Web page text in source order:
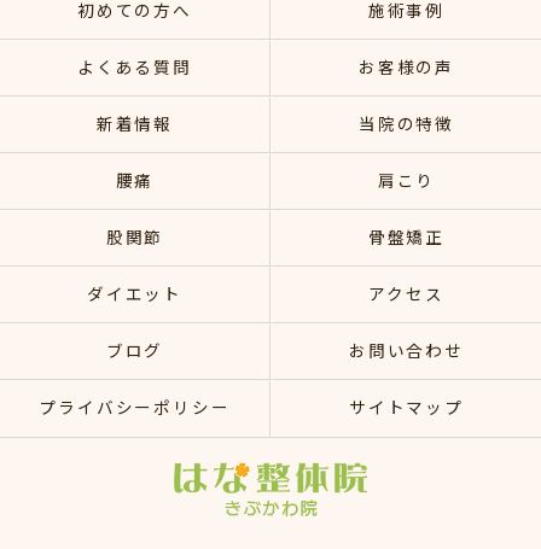
初めての方へ 施術事例
よくある質問 お客様の声
新着情報 当院の特徴
腰痛 肩こり
股関節 骨盤矯正
ダイエット アクセス
ブログ お問い合わせ
プライバシーポリシー サイトマップ